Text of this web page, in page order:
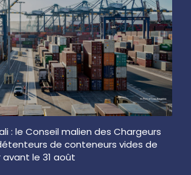
: le Conseil malien des Chargeurs
de conteneurs vides de
le 31 août